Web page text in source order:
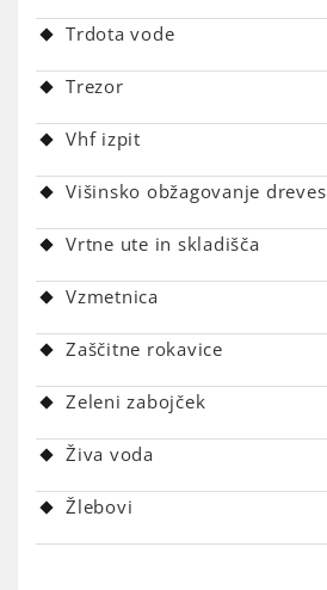
Trdota vode
Trezor
Vhf izpit
Višinsko obžagovanje dreves
Vrtne ute in skladišča
Vzmetnica
Zaščitne rokavice
Zeleni zabojček
Živa voda
Žlebovi